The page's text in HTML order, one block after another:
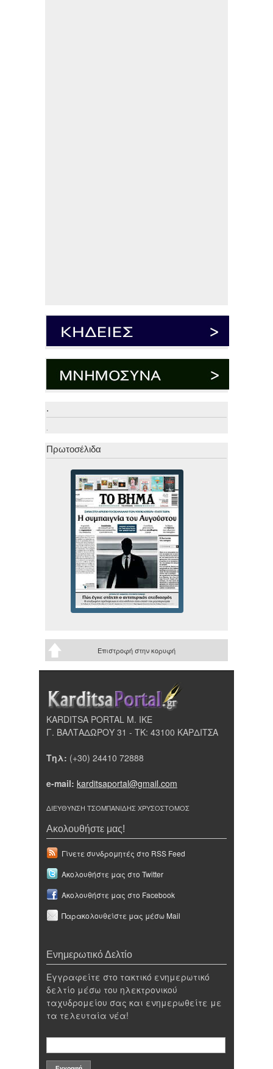
.
.
Πρωτοσέλιδα
Επιστροφή στην κορυφή
KARDITSA PORTAL Μ. ΙΚΕ
Γ. ΒΑΛΤΑΔΩΡΟΥ 31 - ΤΚ: 43100 ΚΑΡΔΙΤΣΑ
Τηλ: (+30) 24410 72888
e-mail: karditsaportal@gmail.com
ΔΙΕΥΘΥΝΣΗ ΤΣΟΜΠΑΝΙΔΗΣ ΧΡΥΣΟΣΤΟΜΟΣ
Ακολουθήστε μας!
Γίνετε συνδρομητές στο RSS Feed
Ακολουθήστε μας στο Twitter
Ακολουθήστε μας στο Facebook
Παρακολουθείστε μας μέσω Mail
Ενημερωτικό Δελτίο
Εγγραφείτε στο τακτικό ενημερωτικό
δελτίο μέσω του ηλεκτρονικού
ταχυδρομείου σας και ενημερωθείτε με
τα τελευταία νέα!